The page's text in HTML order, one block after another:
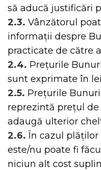
să aducă justificări
2.3. Vânzătorul
informații despre
practicate de către
2.4. Prețurile
sunt exprimate în
2.5. Prețurile
reprezintă prețul de
adaugă ulterior
2.6. În cazul
este/nu poate fi
niciun alt cost